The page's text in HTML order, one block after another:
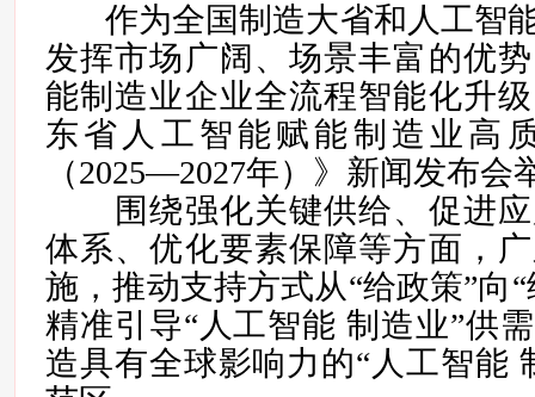
作为全国制造大省和人工智
发挥市场广阔、场景丰富的优
能制造业企业全流程智能化升
东省人工智能赋能制造业高
（2025—2027年）》新闻发布会
围绕强化关键供给、促进应
体系、优化要素保障等方面，
施，推动支持方式从“给政策”向
精准引导“人工智能 制造业”供
造具有全球影响力的“人工智能